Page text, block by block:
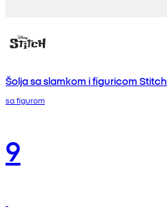
Šolja sa slamkom i figuricom Stitch
sa figurom
9